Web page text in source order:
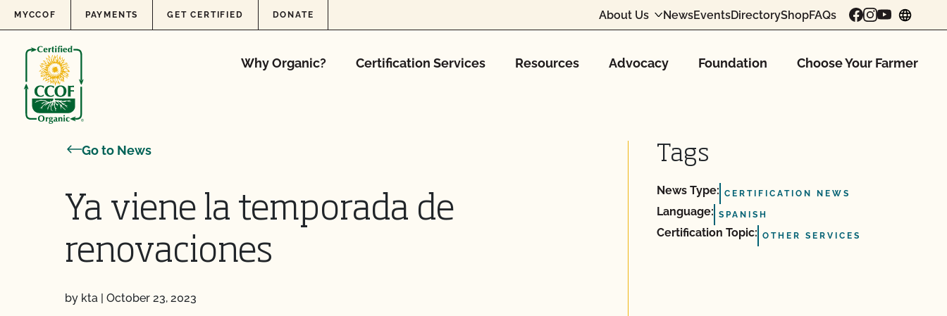
Skip to content
MYCCOF PAYMENTS GET CERTIFIED DONATE About Us NewsEventsDirectoryShopFAQs
Why Organic? Certification Services Resources Advocacy Foundation Choose Your Farmer
Go to News
Ya viene la temporada de
renovaciones
by kta | October 23, 2023
Tags
News Type: CERTIFICATION NEWS
Language: SPANISH
Certification Topic: OTHER SERVICES